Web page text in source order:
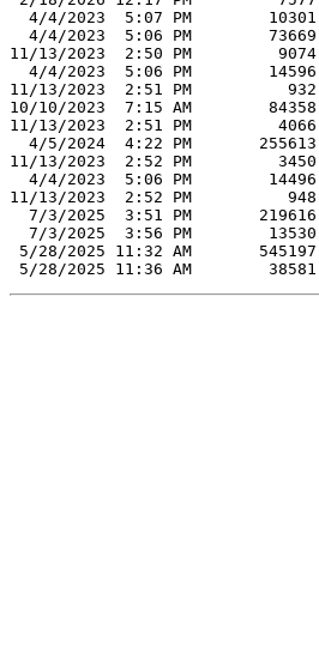
  4/4/2023  5:07 PM        10301
  4/4/2023  5:06 PM        73669
11/13/2023  2:50 PM         9074
  4/4/2023  5:06 PM        14596
11/13/2023  2:51 PM          932
10/10/2023  7:15 AM        84358
11/13/2023  2:51 PM         4066
  4/5/2024  4:22 PM       255613
11/13/2023  2:52 PM         3450
  4/4/2023  5:06 PM        14496
11/13/2023  2:52 PM          948
  7/3/2025  3:51 PM       219616
  7/3/2025  3:56 PM        13530
5/28/2025 11:32 AM       545197
5/28/2025 11:36 AM        38581